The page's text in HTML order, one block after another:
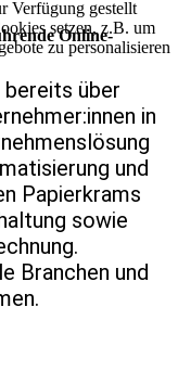
Online-
über
in
und
Papierkrams
sowie
Branchen und
Verfügung gestellt
setzen, z.B. um
zu personalisieren